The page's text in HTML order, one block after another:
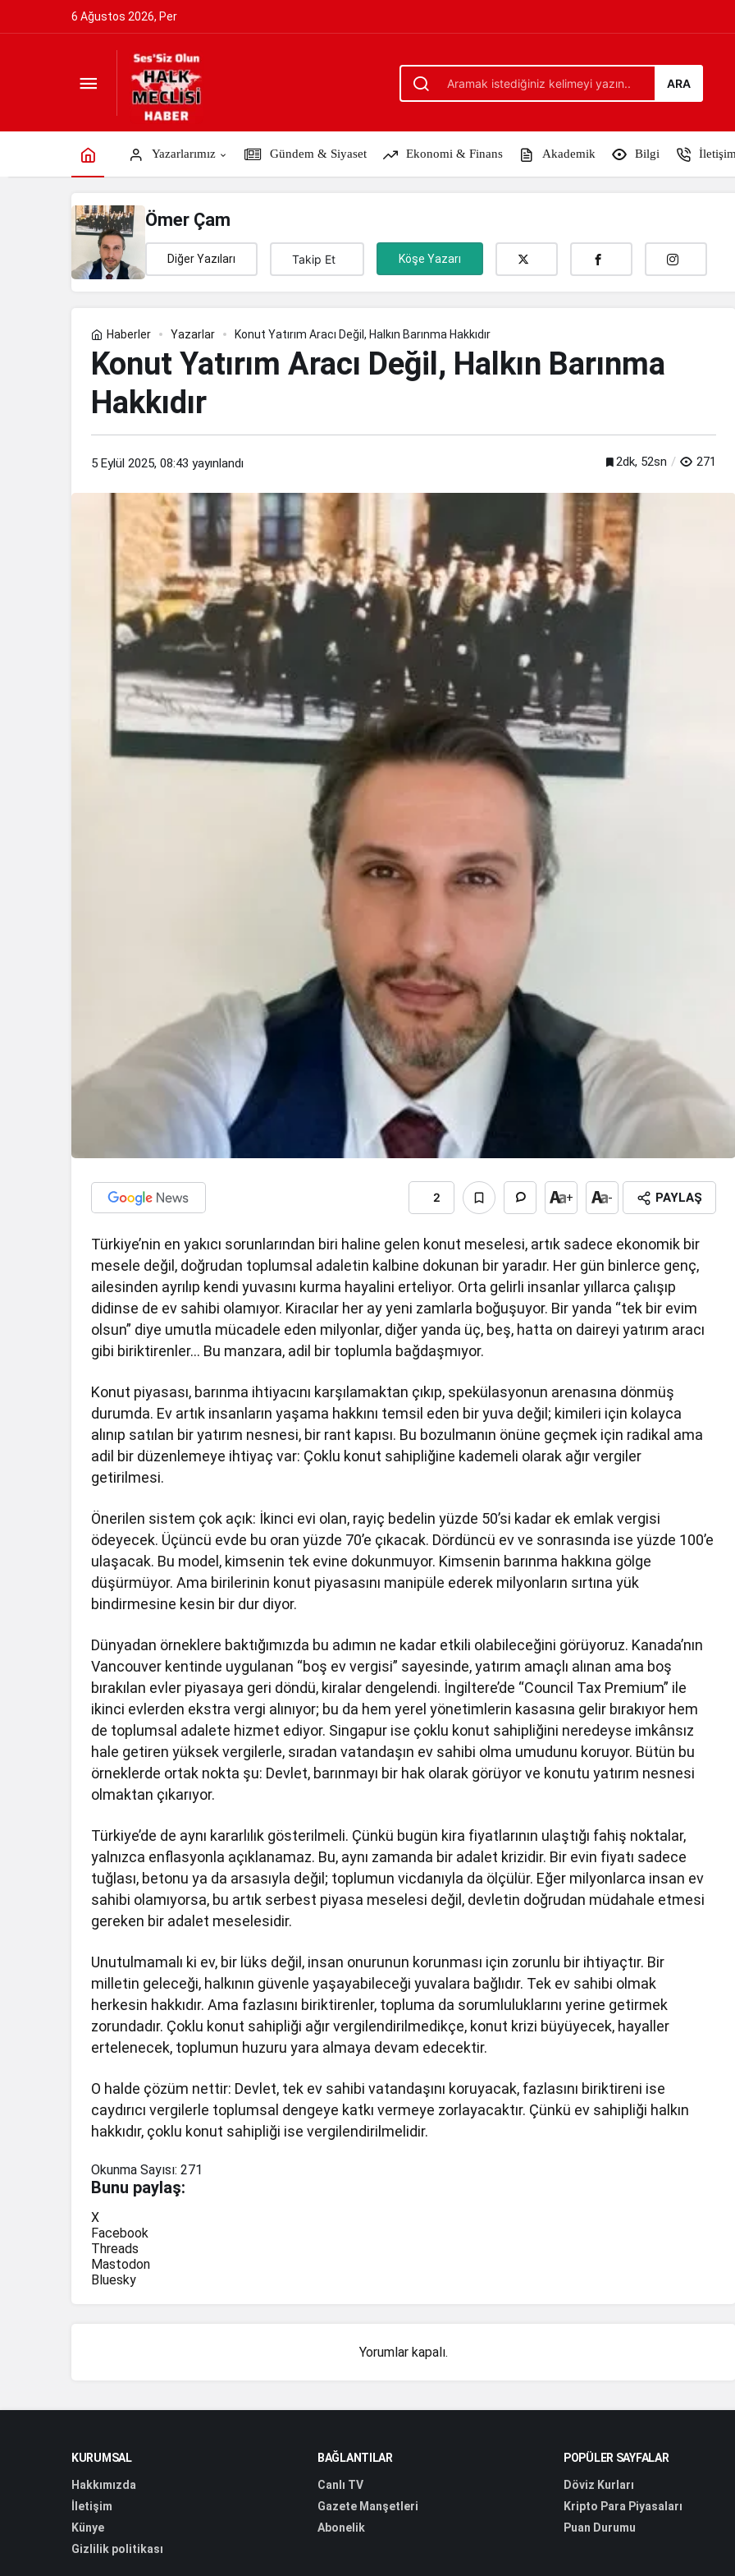
6 Ağustos 2026, Per
ARA
Yazarlarımız Gündem & Siyaset Ekonomi & Finans Akademik Bilgi İletişim
Ömer Çam
Diğer Yazıları Takip Et Köşe Yazarı
Haberler Yazarlar Konut Yatırım Aracı Değil, Halkın Barınma Hakkıdır
Konut Yatırım Aracı Değil, Halkın Barınma
Hakkıdır
5 Eylül 2025, 08:43 yayınlandı 2dk, 52sn 271
2 + - PAYLAŞ
Türkiye’nin en yakıcı sorunlarından biri haline gelen konut meselesi, artık sadece ekonomik bir
mesele değil, doğrudan toplumsal adaletin kalbine dokunan bir yaradır. Her gün binlerce genç,
ailesinden ayrılıp kendi yuvasını kurma hayalini erteliyor. Orta gelirli insanlar yıllarca çalışıp
didinse de ev sahibi olamıyor. Kiracılar her ay yeni zamlarla boğuşuyor. Bir yanda “tek bir evim
olsun” diye umutla mücadele eden milyonlar, diğer yanda üç, beş, hatta on daireyi yatırım aracı
gibi biriktirenler… Bu manzara, adil bir toplumla bağdaşmıyor.
Konut piyasası, barınma ihtiyacını karşılamaktan çıkıp, spekülasyonun arenasına dönmüş
durumda. Ev artık insanların yaşama hakkını temsil eden bir yuva değil; kimileri için kolayca
alınıp satılan bir yatırım nesnesi, bir rant kapısı. Bu bozulmanın önüne geçmek için radikal ama
adil bir düzenlemeye ihtiyaç var: Çoklu konut sahipliğine kademeli olarak ağır vergiler
getirilmesi.
Önerilen sistem çok açık: İkinci evi olan, rayiç bedelin yüzde 50’si kadar ek emlak vergisi
ödeyecek. Üçüncü evde bu oran yüzde 70’e çıkacak. Dördüncü ev ve sonrasında ise yüzde 100’e
ulaşacak. Bu model, kimsenin tek evine dokunmuyor. Kimsenin barınma hakkına gölge
düşürmüyor. Ama birilerinin konut piyasasını manipüle ederek milyonların sırtına yük
bindirmesine kesin bir dur diyor.
Dünyadan örneklere baktığımızda bu adımın ne kadar etkili olabileceğini görüyoruz. Kanada’nın
Vancouver kentinde uygulanan “boş ev vergisi” sayesinde, yatırım amaçlı alınan ama boş
bırakılan evler piyasaya geri döndü, kiralar dengelendi. İngiltere’de “Council Tax Premium” ile
ikinci evlerden ekstra vergi alınıyor; bu da hem yerel yönetimlerin kasasına gelir bırakıyor hem
de toplumsal adalete hizmet ediyor. Singapur ise çoklu konut sahipliğini neredeyse imkânsız
hale getiren yüksek vergilerle, sıradan vatandaşın ev sahibi olma umudunu koruyor. Bütün bu
örneklerde ortak nokta şu: Devlet, barınmayı bir hak olarak görüyor ve konutu yatırım nesnesi
olmaktan çıkarıyor.
Türkiye’de de aynı kararlılık gösterilmeli. Çünkü bugün kira fiyatlarının ulaştığı fahiş noktalar,
yalnızca enflasyonla açıklanamaz. Bu, aynı zamanda bir adalet krizidir. Bir evin fiyatı sadece
tuğlası, betonu ya da arsasıyla değil; toplumun vicdanıyla da ölçülür. Eğer milyonlarca insan ev
sahibi olamıyorsa, bu artık serbest piyasa meselesi değil, devletin doğrudan müdahale etmesi
gereken bir adalet meselesidir.
Unutulmamalı ki ev, bir lüks değil, insan onurunun korunması için zorunlu bir ihtiyaçtır. Bir
milletin geleceği, halkının güvenle yaşayabileceği yuvalara bağlıdır. Tek ev sahibi olmak
herkesin hakkıdır. Ama fazlasını biriktirenler, topluma da sorumluluklarını yerine getirmek
zorundadır. Çoklu konut sahipliği ağır vergilendirilmedikçe, konut krizi büyüyecek, hayaller
ertelenecek, toplumun huzuru yara almaya devam edecektir.
O halde çözüm nettir: Devlet, tek ev sahibi vatandaşını koruyacak, fazlasını biriktireni ise
caydırıcı vergilerle toplumsal dengeye katkı vermeye zorlayacaktır. Çünkü ev sahipliği halkın
hakkıdır, çoklu konut sahipliği ise vergilendirilmelidir.
Okunma Sayısı: 271
Bunu paylaş:
X
Facebook
Threads
Mastodon
Bluesky
Konut Yatırım Aracı Değil, Halkın Barınma Hakkıdır
Yorumlar kapalı.
KURUMSAL
Hakkımızda
İletişim
Künye
Gizlilik politikası
BAĞLANTILAR
Canlı TV
Gazete Manşetleri
Abonelik
POPÜLER SAYFALAR
Döviz Kurları
Kripto Para Piyasaları
Puan Durumu